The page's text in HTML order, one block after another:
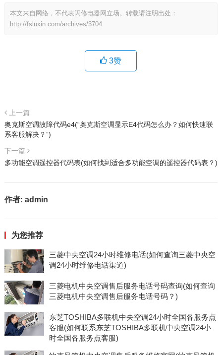
本文来自网络，不代表闪修电器网立场。转载请注明出处：
http://fsluxin.com/archives/3704
3赞
上一篇
奥克斯空调故障代码e4(“奥克斯空调显示E4代码怎么办？如何快速联
系客服解决？”)
下一篇
多功能空调遥控器代码表(如何找到适合多功能空调的遥控器代码表？)
作者: admin
为您推荐
三菱中央空调24小时维修电话(如何查询三菱中央空
调24小时维修电话渠道)
三菱电机中央空调售后服务电话号码查询(如何查询
三菱电机中央空调售后服务电话号码？)
东芝TOSHIBA多联机中央空调24小时全国各服务点
客服(如何联系东芝TOSHIBA多联机中央空调24小
时全国各服务点客服)